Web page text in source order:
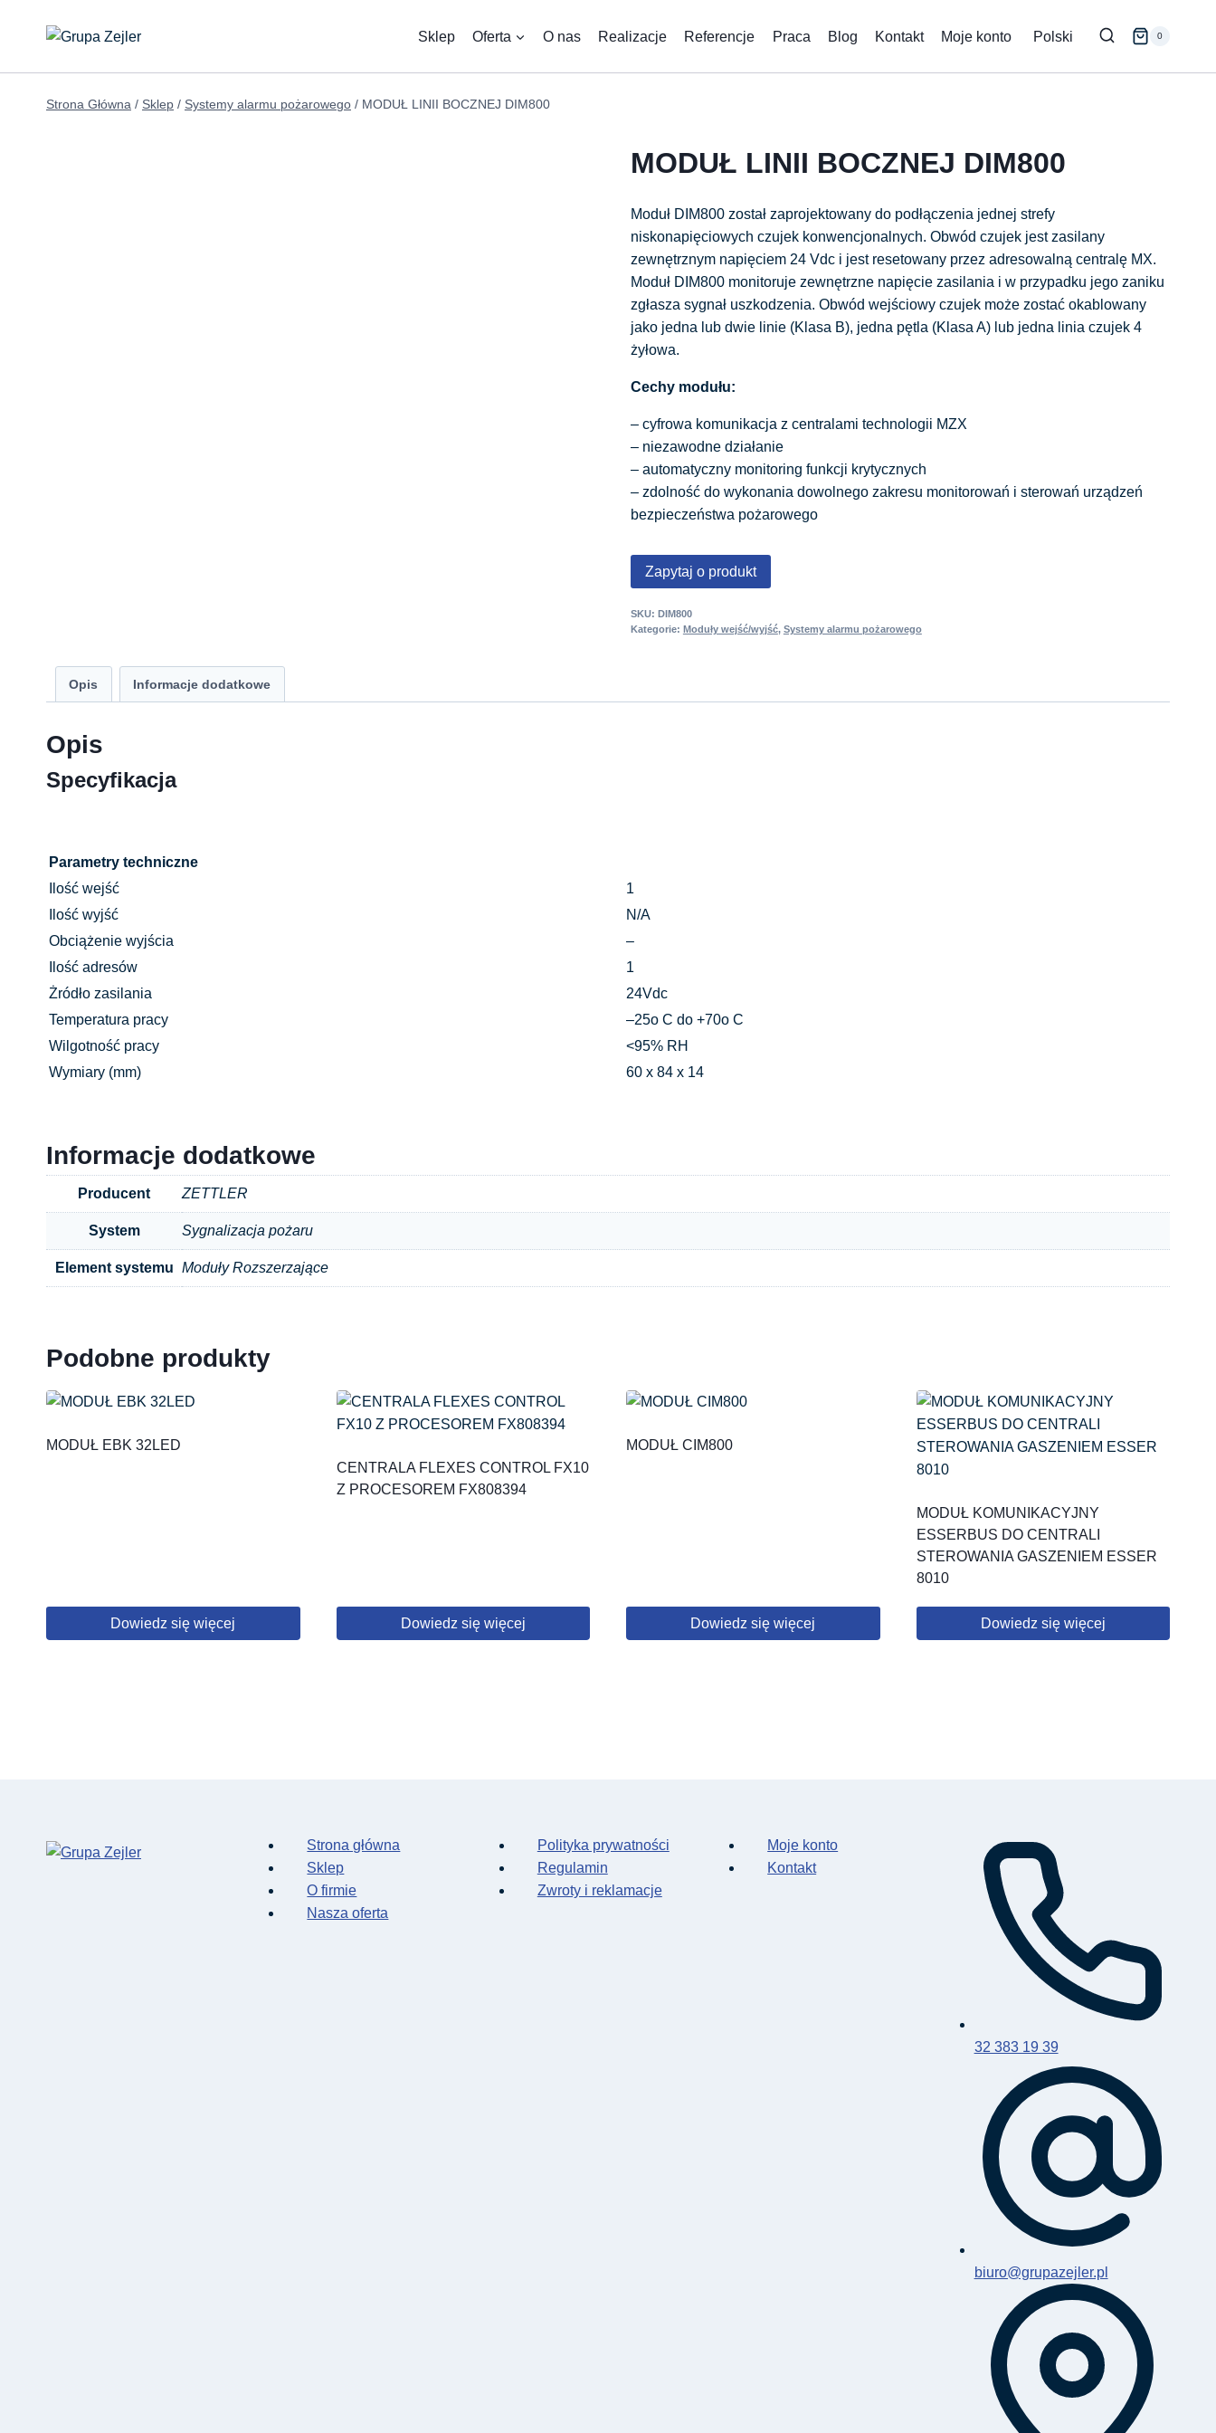
Sklep Oferta O nas Realizacje Referencje Praca Blog Kontakt Moje konto Polski 0
Strona Główna / Sklep / Systemy alarmu pożarowego / MODUŁ LINII BOCZNEJ DIM800
MODUŁ LINII BOCZNEJ DIM800
Moduł DIM800 został zaprojektowany do podłączenia jednej strefy
niskonapięciowych czujek konwencjonalnych. Obwód czujek jest zasilany
zewnętrznym napięciem 24 Vdc i jest resetowany przez adresowalną centralę MX.
Moduł DIM800 monitoruje zewnętrzne napięcie zasilania i w przypadku jego zaniku
zgłasza sygnał uszkodzenia. Obwód wejściowy czujek może zostać okablowany
jako jedna lub dwie linie (Klasa B), jedna pętla (Klasa A) lub jedna linia czujek 4
żyłowa.
Cechy modułu:
– cyfrowa komunikacja z centralami technologii MZX
– niezawodne działanie
– automatyczny monitoring funkcji krytycznych
– zdolność do wykonania dowolnego zakresu monitorowań i sterowań urządzeń
bezpieczeństwa pożarowego
Zapytaj o produkt
SKU: DIM800
Kategorie: Moduły wejść/wyjść, Systemy alarmu pożarowego
Opis Informacje dodatkowe
Opis
Specyfikacja
Parametry techniczne
Ilość wejść
1
Ilość wyjść
N/A
Obciążenie wyjścia
–
Ilość adresów
1
Żródło zasilania
24Vdc
Temperatura pracy
–25o C do +70o C
Wilgotność pracy
<95% RH
Wymiary (mm)
60 x 84 x 14
Informacje dodatkowe
Producent ZETTLER
System Sygnalizacja pożaru
Element systemu Moduły Rozszerzające
Podobne produkty
MODUŁ EBK 32LED
Dowiedz się więcej
CENTRALA FLEXES CONTROL FX10
Z PROCESOREM FX808394
Dowiedz się więcej
MODUŁ CIM800
Dowiedz się więcej
MODUŁ KOMUNIKACYJNY
ESSERBUS DO CENTRALI
STEROWANIA GASZENIEM ESSER
8010
Dowiedz się więcej
Strona główna
Sklep
O firmie
Nasza oferta
Polityka prywatności
Regulamin
Zwroty i reklamacje
Moje konto
Kontakt
32 383 19 39
biuro@grupazejler.pl